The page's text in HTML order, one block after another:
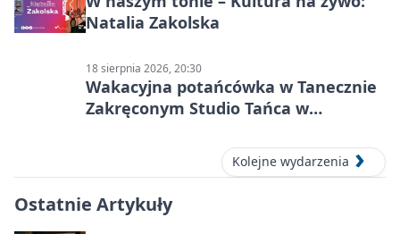
Natalia Zakolska
18 sierpnia 2026, 20:30
Wakacyjna potańcówka w Tanecznie
Zakręconym Studio Tańca w
Kolejne wydarzenia
Ostatnie Artykuły